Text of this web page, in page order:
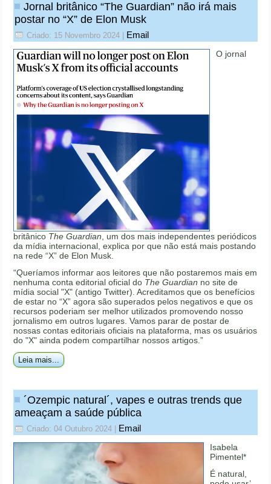
Jornal britânico “The Guardian” não irá mais
postar no “X” de Elon Musk
Criado: 15 Novembro 2024 Email
O jornal
britânico The Guardian, um dos mais independentes periódicos
da mídia internacional, explica por que não está mais postando
na rede “X” de Elon Musk.
“Queríamos informar aos leitores que não postaremos mais em
nenhuma conta editorial oficial do The Guardian no site de
mídia social "X" (antigo Twitter). Acreditamos que os benefícios
de estar no “X” agora são superados pelos negativos e que os
recursos poderiam ser melhor utilizados promovendo nosso
jornalismo em outros lugares. Vamos parar de postar de
nossas contas editoriais oficiais na plataforma, mas os usuários
do "X" ainda podem compartilhar nossos artigos.”
Leia mais...
´Ozempic natural´, vapes e outras trends que
ameaçam a saúde pública
Criado: 04 Outubro 2024 Email
Isabela
Pimentel*
É natural,